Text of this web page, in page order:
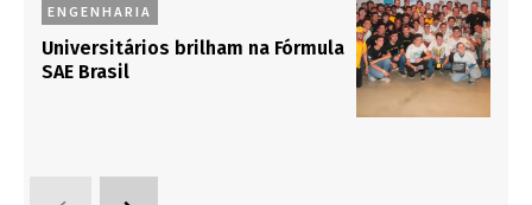
ENGENHARIA
Universitários brilham na Fórmula
SAE Brasil